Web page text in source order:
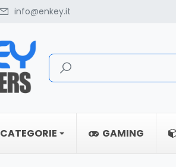
info@enkey.it
CATEGORIE GAMING